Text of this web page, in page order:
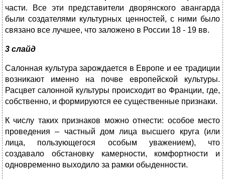
части. Все эти представители дворянского авангарда
были создателями культурных ценностей, с ними было
связано все лучшее, что заложено в России 18 - 19 вв.
3 слайд
Салонная культура зарождается в Европе и ее традиции
возникают именно на почве европейской культуры.
Расцвет салонной культуры происходит во Франции, где,
собственно, и формируются ее существенные признаки.
К числу таких признаков можно отнести: особое место
проведения – частный дом лица высшего круга (или
лица, пользующегося особым уважением), что
создавало обстановку камерности, комфортности и
одновременно выходило за рамки обыденности.